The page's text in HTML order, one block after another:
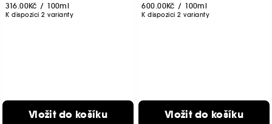
316.00Kč / 100ml
K dispozici 2 varianty
Vložit do košíku
600.00Kč / 100ml
K dispozici 2 varianty
Vložit do košíku